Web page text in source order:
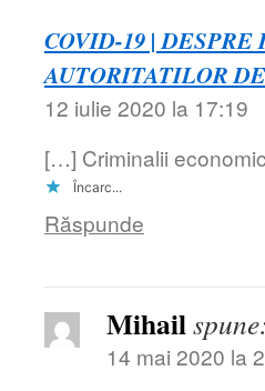
COVID-19 |
AUTORITATILOR
12 iulie 2020 la 17:19
[…] Criminalii
Încarc...
Răspunde
Mihail
14 mai 2020 la